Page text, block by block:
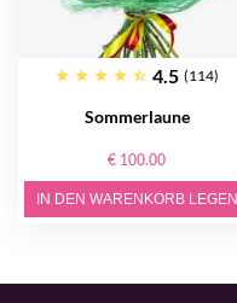
4.5 (114)
Sommerlaune
€ 100.00
IN DEN WARENKORB LEGEN